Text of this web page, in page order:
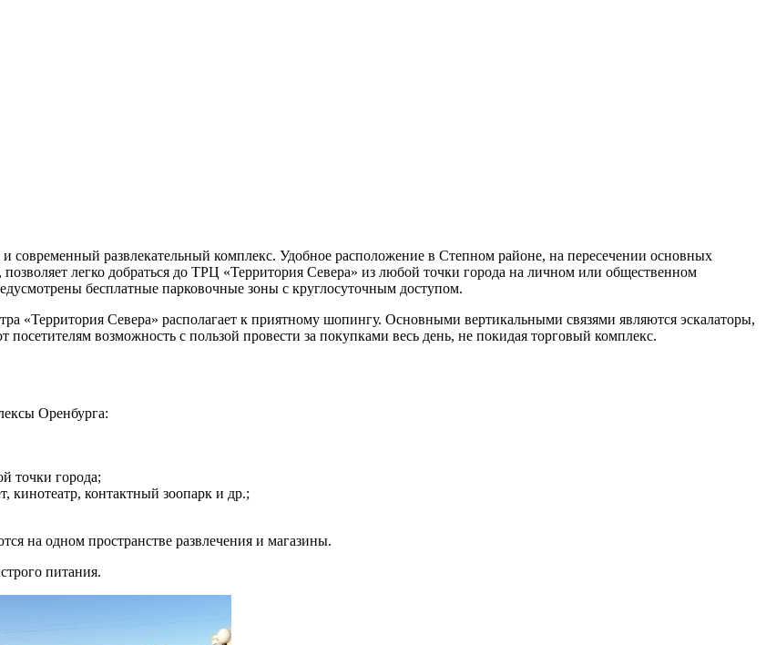
современный развлекательный комплекс. Удобное расположение в Степном районе, на пересечении основных
легко добраться до ТРЦ «Территория Севера» из любой точки города на личном или общественном
бесплатные парковочные зоны с круглосуточным доступом.
«Территория Севера» располагает к приятному шопингу. Основными вертикальными связями являются эскалаторы,
возможность с пользой провести за покупками весь день, не покидая торговый комплекс.
Оренбурга:
точки города;
кинотеатр, контактный зоопарк и др.;
на одном пространстве развлечения и магазины.
питания.